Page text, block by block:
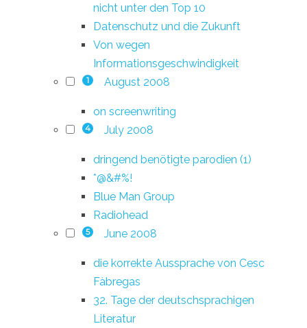
nicht unter den Top 10
Datenschutz und die Zukunft
Von wegen
Informationsgeschwindigkeit
1 August 2008
on screenwriting
4 July 2008
dringend benötigte parodien (1)
*@&#%!
Blue Man Group
Radiohead
5 June 2008
die korrekte Aussprache von Cesc
Fàbregas
32. Tage der deutschsprachigen
Literatur